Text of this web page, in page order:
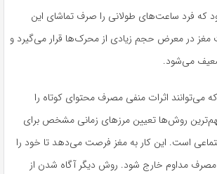
که فرد ساعت‌های طولانی را صرف تماشای این
مغز در معرض حجم زیادی از محرک‌ها قرار می‌گیرد و
می‌شود.
می‌توانند اثرات منفی مصرف محتوای کوتاه را
روش‌ها تعیین مرزهای زمانی مشخص برای
است. این کار به مغز فرصت می‌دهد تا خود را
مصرف مداوم خارج شود. روش دیگر آگاه شدن از